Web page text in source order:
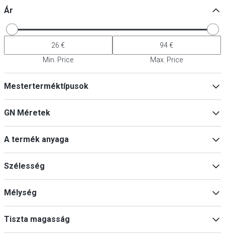
Ár
Min. Price Max. Price
Mesterterméktípusok
GN-edények tartozékai
GN Méretek
1/2(2)
1/4(1)
A termék anyaga
Szélesség
Min
Mélység
Tiszta magasság